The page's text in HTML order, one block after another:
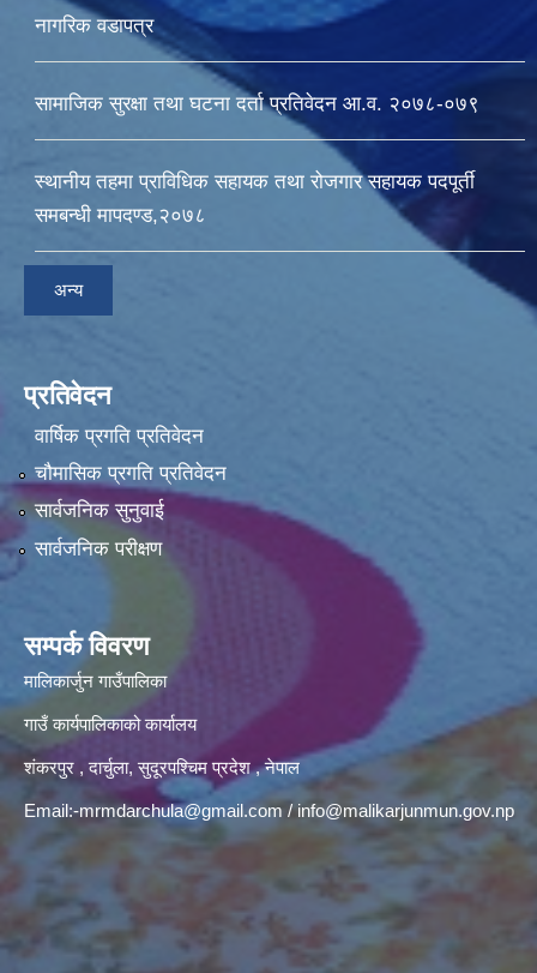
नागरिक वडापत्र
सामाजिक सुरक्षा तथा घटना दर्ता प्रतिवेदन आ.व. २०७८-०७९
स्थानीय तहमा प्राविधिक सहायक तथा रोजगार सहायक पदपूर्ती
समबन्धी मापदण्ड,२०७८
अन्य
प्रतिवेदन
वार्षिक प्रगति प्रतिवेदन
चौमासिक प्रगति प्रतिवेदन
सार्वजनिक सुनुवाई
सार्वजनिक परीक्षण
सम्पर्क विवरण
मालिकार्जुन गाउँपालिका
गाउँ कार्यपालिकाको कार्यालय
शंकरपुर , दार्चुला, सुदूरपश्चिम प्रदेश , नेपाल
Email:-mrmdarchula@gmail.com /info@malikarjunmun.gov.np